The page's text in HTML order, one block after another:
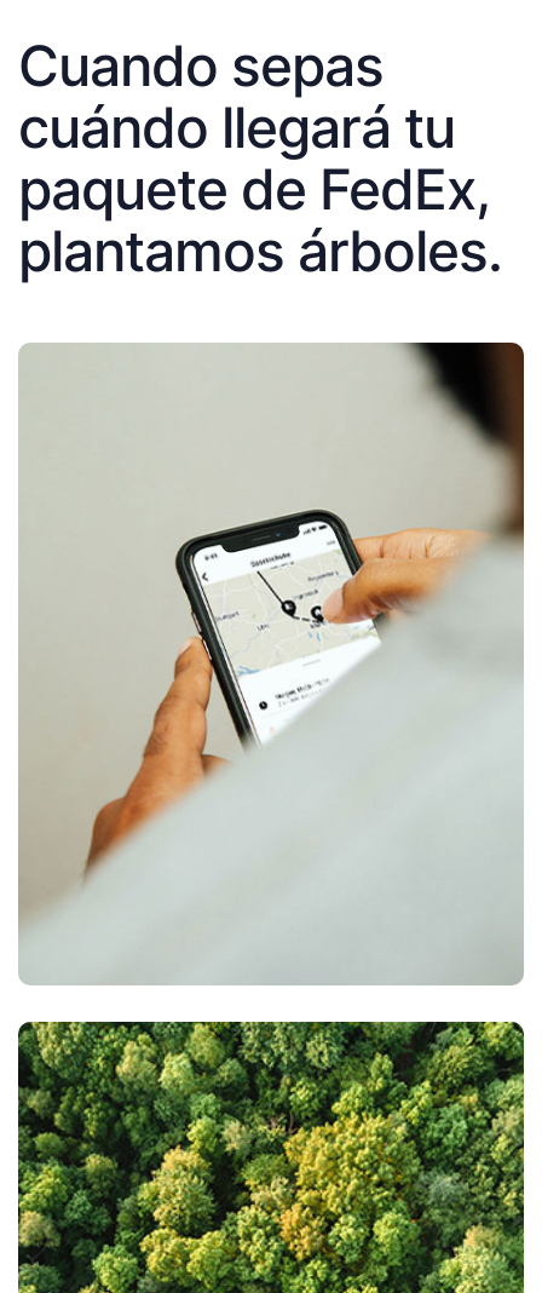
Cuando sepas
cuándo llegará tu
paquete de FedEx,
plantamos árboles.